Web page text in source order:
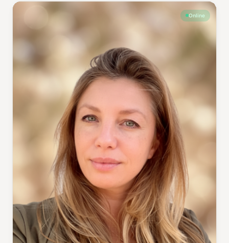
Online